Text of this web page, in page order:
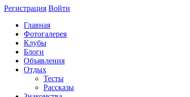
Регистрация Войти
Главная
Фотогалерея
Клубы
Блоги
Объявления
Отдых
Тесты
Рассказы